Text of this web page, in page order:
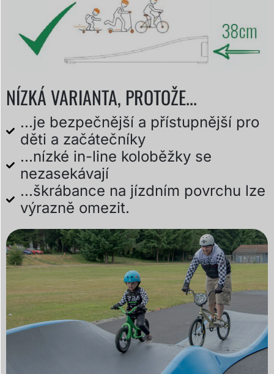
NÍZKÁ VARIANTA, PROTOŽE...
...je bezpečnější a přístupnější pro
děti a začátečníky
...nízké in-line koloběžky se
nezasekávají
...škrábance na jízdním povrchu lze
výrazně omezit.